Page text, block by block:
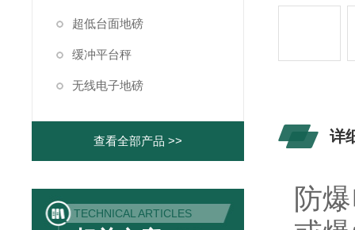
超低台面地磅
缓冲平台秤
无线电子地磅
查看全部产品 >>
TECHNICAL ARTICLES
详
防